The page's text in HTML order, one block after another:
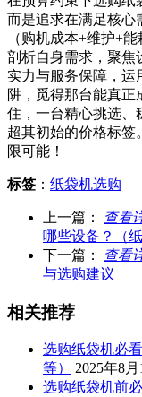
而是追求在满足核心
（购机成本+维护+
剖析自身需求，聚焦
实力与服务保障，运
阱，觅得那台能真
住，一台精心挑选、
超其初始的价格标签
限可能！
标签 ： 纸袋机选购
上一篇： 查看
哪些设备？（
下一篇：
查看
与选购建议
相关推荐
选购纸袋机必
等）
2025年8月
选购纸袋机前